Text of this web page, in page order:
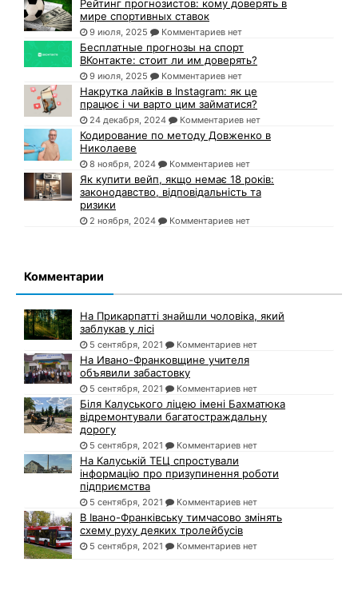
Рейтинг прогнозистов: кому доверять в
мире спортивных ставок
9 июля, 2025 Комментариев нет
Бесплатные прогнозы на спорт
ВКонтакте: стоит ли им доверять?
9 июля, 2025 Комментариев нет
Накрутка лайків в Instagram: як це
працює і чи варто цим займатися?
24 декабря, 2024 Комментариев нет
Кодирование по методу Довженко в
Николаеве
8 ноября, 2024 Комментариев нет
Як купити вейп, якщо немає 18 років:
законодавство, відповідальність та
ризики
2 ноября, 2024 Комментариев нет
Комментарии
На Прикарпатті знайшли чоловіка, який
заблукав у лісі
5 сентября, 2021 Комментариев нет
На Ивано-Франковщине учителя
объявили забастовку
5 сентября, 2021 Комментариев нет
Біля Калуського ліцею імені Бахматюка
відремонтували багатостраждальну
дорогу
5 сентября, 2021 Комментариев нет
На Калуській ТЕЦ спростували
інформацію про призупинення роботи
підприємства
5 сентября, 2021 Комментариев нет
В Івано-Франківську тимчасово змінять
схему руху деяких тролейбусів
5 сентября, 2021 Комментариев нет